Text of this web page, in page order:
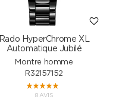
Rado HyperChrome XL
Automatique Jubilé
Montre homme
R32157152
8 AVIS